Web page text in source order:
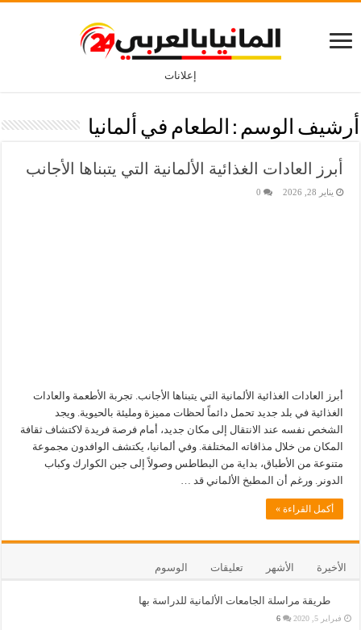
إعلانات
أرشيف الوسم : الطعام في ألمانيا
أبرز العادات الغذائية الألمانية التي يتبناها الأجانب
يناير 28, 2026 0
أبرز العادات الغذائية الألمانية التي يتبناها الأجانب. تجربة الأطعمة والعادات
الغذائية في بلد جديد تحمل دائماً لحظات مميزة ومليئة بالحيوية. ويجد
الشخص نفسه عند الانتقال إلى مكان جديد، أمام فرصة فريدة لاكتشاف ثقافة
المكان من خلال مذاقاته المختلفة. وفي ألمانيا، يكتشف الوافدون مجموعة
متنوعة من الأطباق، بداية من البطاطس وصولاً إلى جبن الكوارك وكباب
الدونر. ورغم أن المطبخ الألماني قد …
أكمل القراءة »
الأخيرة الأشهر تعليقات الوسوم
طريقة مراسلة الجامعات الألمانية للدراسة بها
فبراير 5, 2020 6